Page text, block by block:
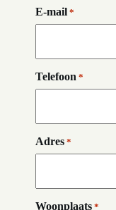
E-mail *
Telefoon *
Adres *
Woonplaats *